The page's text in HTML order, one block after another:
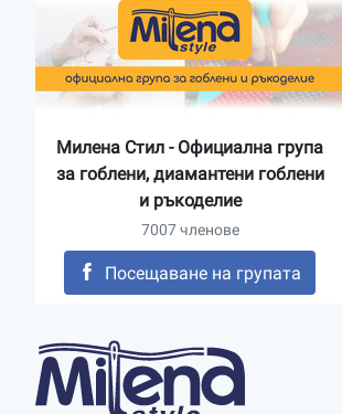
Милена Стил - Официална група
за гоблени, диамантени гоблени
и ръкоделие
7007 членове
Посещаване на групата